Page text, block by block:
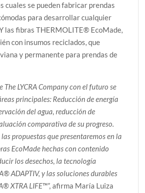
cuales se pueden fabricar prendas
para desarrollar cualquier
las fibras THERMOLITE® EcoMade,
con insumos reciclados, que
y permanente para prendas de
The LYCRA Company con el futuro se
principales: Reducción de energía
del agua, reducción de
comparativa de su progreso.
las propuestas que presentaremos en la
EcoMade hechas con contenido
los desechos, la tecnología
ADAPTIV, y las soluciones durables
XTRA LIFE™”, afirma María Luiza